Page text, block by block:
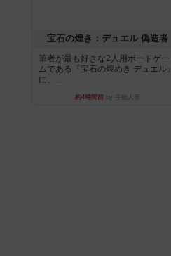
宝石の煌き：デュエル 偽造者
筆者が最も好きな2人用ボードゲー
ムである『宝石の煌めき デュエル』
に、...
約4時間前by 手動人形